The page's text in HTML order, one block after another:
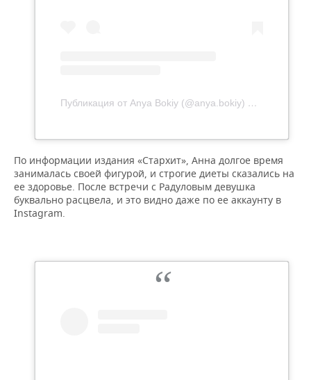
Публикация от Anya Bokiy (@anya.bokiy) 22 Дек 2019
По информации издания «Стархит», Анна долгое время
занималась своей фигурой, и строгие диеты сказались на
ее здоровье. После встречи с Радуловым девушка
буквально расцвела, и это видно даже по ее аккаунту в
Instagram.